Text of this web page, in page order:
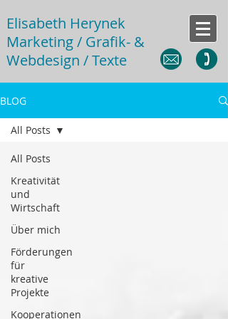
Elisabeth Herynek
Marketing / Grafik- &
Webdesign / Texte
BLOG
All Posts
Kreativität
und
Wirtschaft
Über mich
Förderungen
für
kreative
Projekte
Kooperationen
All Posts